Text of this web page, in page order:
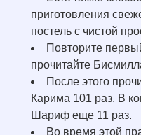
приготовления
постель с чистой
Повторите
прочитайте
После этого
Карима 101 раз. В
Шариф еще 11 раз.
Во время этой